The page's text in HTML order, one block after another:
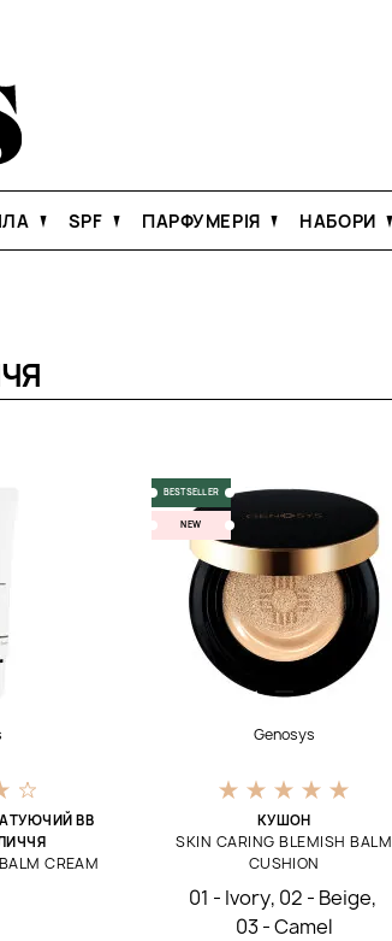
SPF ПАРФУМЕРІЯ НАБОРИ
ВВ
CREAM
BESTSELLER
NEW
Genosys
КУШОН
SKIN CARING BLEMISH BALM
CUSHION
01 - Ivory, 02 - Beige,
03 - Camel